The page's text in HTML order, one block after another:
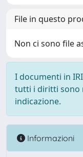
File in questo
Non ci sono file
I documenti in
tutti i diritti sono
indicazione.
Informazioni